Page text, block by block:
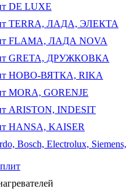
DE LUXE
TERRA, ЛАДА, ЭЛЕКТА
FLAMA, ЛАДА NOVA
GRETA, ДРУЖКОВКА
НОВО-ВЯТКА, RIKA
MORA, GORENJE
ARISTON, INDESIT
HANSA, KAISER
Bosch, Electrolux, Siemens,